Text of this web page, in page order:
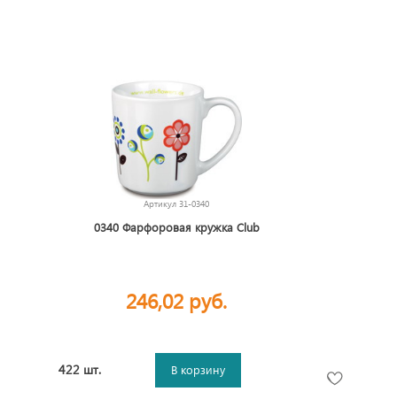
Артикул 31-0340
0340 Фарфоровая кружка Club
246,02 руб.
422 шт. В корзину